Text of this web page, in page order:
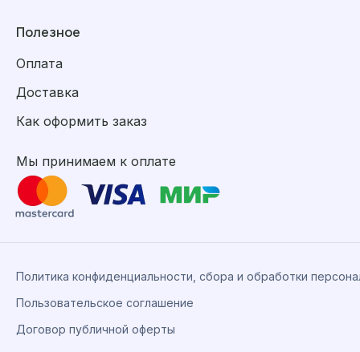
Полезное
Оплата
Доставка
Как оформить заказ
Мы принимаем к оплате
Политика конфиденциальности, сбора и обработки
Пользовательское соглашение
Договор публичной оферты